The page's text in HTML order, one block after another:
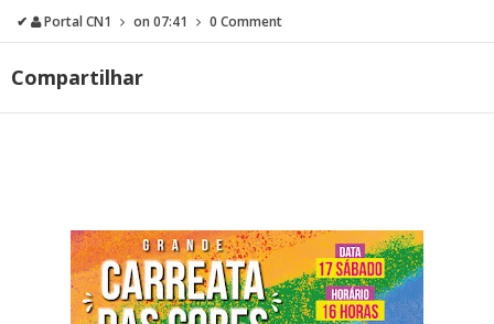
✔ Portal CN1 on 07:41 0 Comment
Compartilhar